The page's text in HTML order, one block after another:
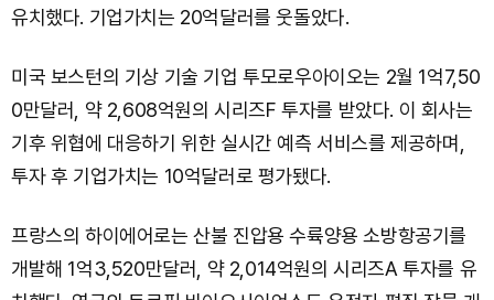
유치했다. 기업가치는 20억달러를 웃돌았다.
미국 보스턴의 기상 기술 기업 투모로우아이오는 2월 1억7,50
0만달러, 약 2,608억원의 시리즈F 투자를 받았다. 이 회사는
기후 위협에 대응하기 위한 실시간 예측 서비스를 제공하며,
투자 후 기업가치는 10억달러로 평가됐다.
프랑스의 하이에어로는 산불 진압용 수륙양용 소방항공기를
개발해 1억3,520만달러, 약 2,014억원의 시리즈A 투자를 유